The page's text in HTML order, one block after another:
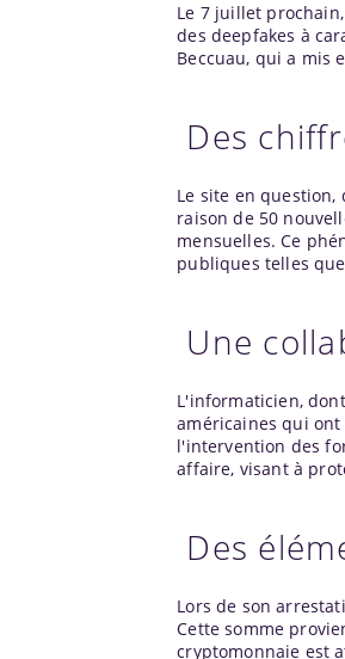
Le 7 juillet
des deepfakes à
Beccuau, qui a mis
Des
Le site en question,
raison de 50
mensuelles. Ce
publiques telles
Une
L'informaticien,
américaines qui
l'intervention des
affaire, visant à
Des
Lors de son
Cette somme
cryptomonnaie est